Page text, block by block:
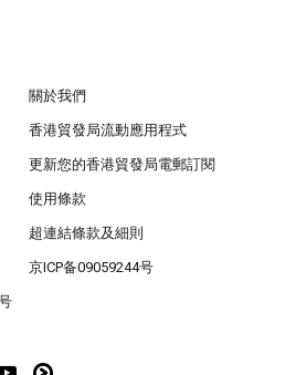
關於我們
香港貿發局流動應用程式
更新您的香港貿發局電郵訂閱
使用條款
超連結條款及細則
京ICP备09059244号